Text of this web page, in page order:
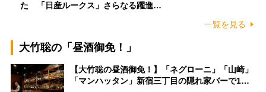
た 「日産ルークス」さらなる躍進…
一覧を見る
大竹聡の「昼酒御免！」
【大竹聡の昼酒御免！】「ネグローニ」「山崎」
「マンハッタン」新宿三丁目の隠れ家バーで1…